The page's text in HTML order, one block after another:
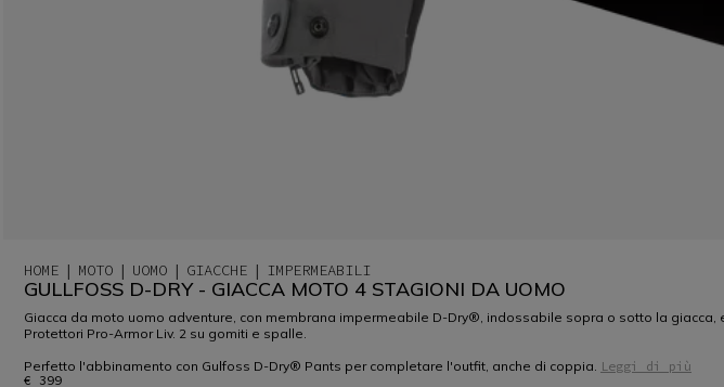
HOME MOTO UOMO GIACCHE IMPERMEABILI
GULLFOSS D-DRY - GIACCA MOTO 4 STAGIONI DA UOMO
Giacca da moto uomo adventure, con membrana impermeabile D-Dry®, indossabile sopra o sotto la
Protettori Pro-Armor Liv. 2 su gomiti e spalle.
Perfetto l'abbinamento con Gulfoss D-Dry® Pants per completare l'outfit, anche di coppia. Leggi di più
€ 399